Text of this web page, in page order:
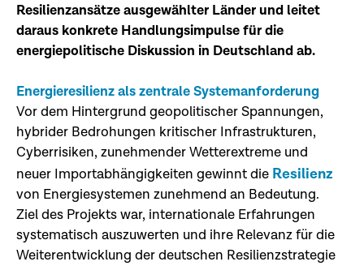
Resilienzansätze ausgewählter Länder und leitet
daraus konkrete Handlungsimpulse für die
energiepolitische Diskussion in Deutschland ab.
Energieresilienz als zentrale Systemanforderung
Vor dem Hintergrund geopolitischer Spannungen,
hybrider Bedrohungen kritischer Infrastrukturen,
Cyberrisiken, zunehmender Wetterextreme und
neuer Importabhängigkeiten gewinnt die Resilienz
von Energiesystemen zunehmend an Bedeutung.
Ziel des Projekts war, internationale Erfahrungen
systematisch auszuwerten und ihre Relevanz für die
Weiterentwicklung der deutschen Resilienzstrategie